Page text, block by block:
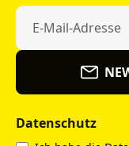
Datenschutz